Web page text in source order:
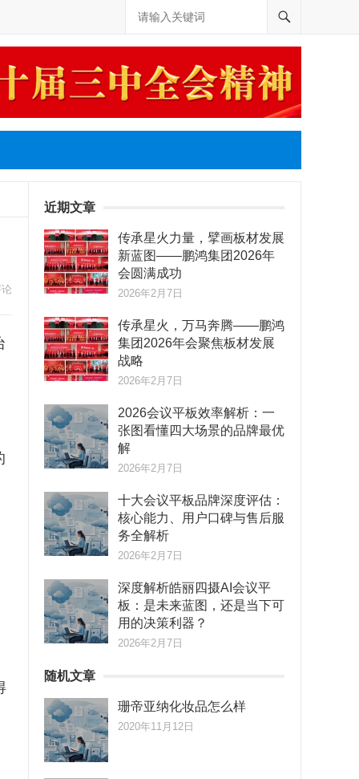
近期文章
传承星火力量，擘画板材发展
新蓝图——鹏鸿集团2026年
会圆满成功
2026年2月7日
传承星火，万马奔腾——鹏鸿
集团2026年会聚焦板材发展
战略
2026年2月7日
2026会议平板效率解析：一
张图看懂四大场景的品牌最优
解
2026年2月7日
十大会议平板品牌深度评估：
核心能力、用户口碑与售后服
务全解析
2026年2月7日
深度解析皓丽四摄AI会议平
板：是未来蓝图，还是当下可
用的决策利器？
2026年2月7日
随机文章
珊帝亚纳化妆品怎么样
2020年11月12日